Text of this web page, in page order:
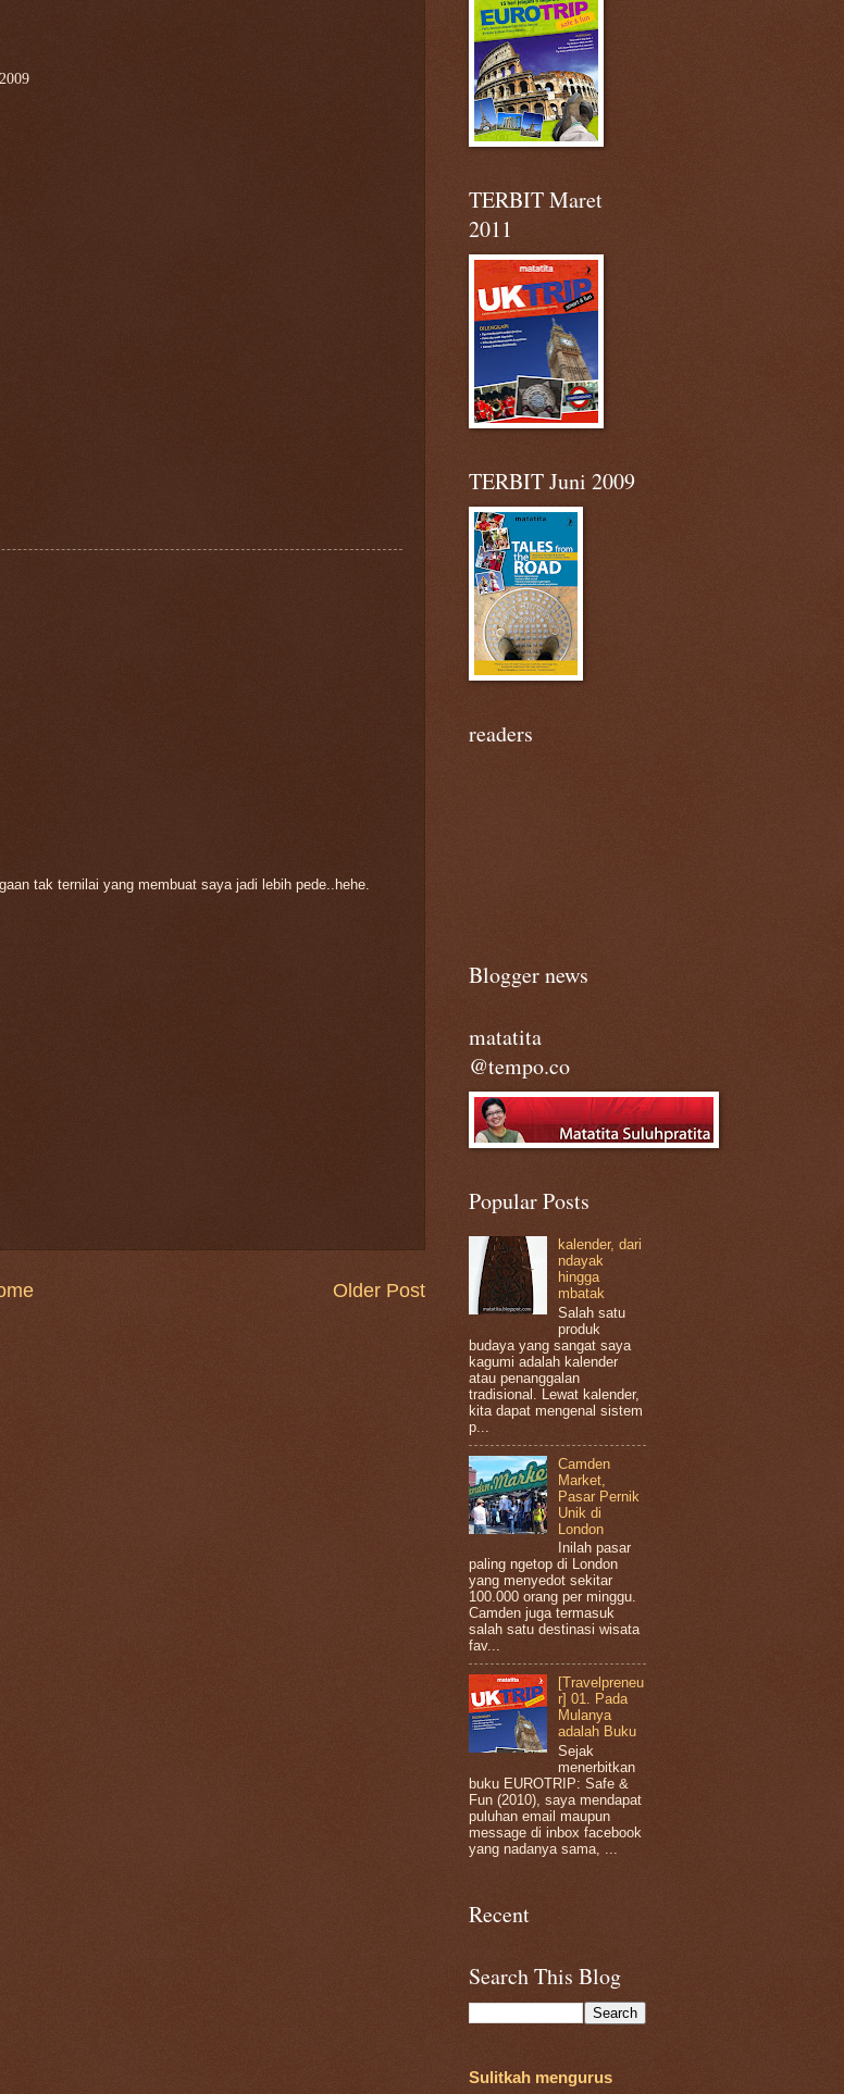
tak ternilai yang membuat saya jadi lebih pede..hehe.
Older Post
TERBIT Maret
2011
TERBIT Juni 2009
readers
Blogger news
matatita
@tempo.co
Popular Posts
kalender, dari
ndayak
hingga
mbatak
Salah satu
produk
budaya yang sangat saya
kagumi adalah kalender
atau penanggalan
tradisional. Lewat kalender,
kita dapat mengenal sistem
p...
Camden
Market,
Pasar Pernik
Unik di
London
Inilah pasar
paling ngetop di London
yang menyedot sekitar
100.000 orang per minggu.
Camden juga termasuk
salah satu destinasi wisata
fav...
[Travelpreneu
r] 01. Pada
Mulanya
adalah Buku
Sejak
menerbitkan
buku EUROTRIP: Safe &
Fun (2010), saya mendapat
puluhan email maupun
message di inbox facebook
yang nadanya sama, ...
Recent
Search This Blog
Sulitkah mengurus